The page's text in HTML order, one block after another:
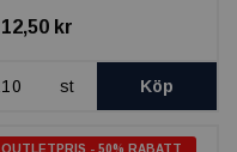
12,50 kr
st Köp
OUTLETPRIS - 50% RABATT